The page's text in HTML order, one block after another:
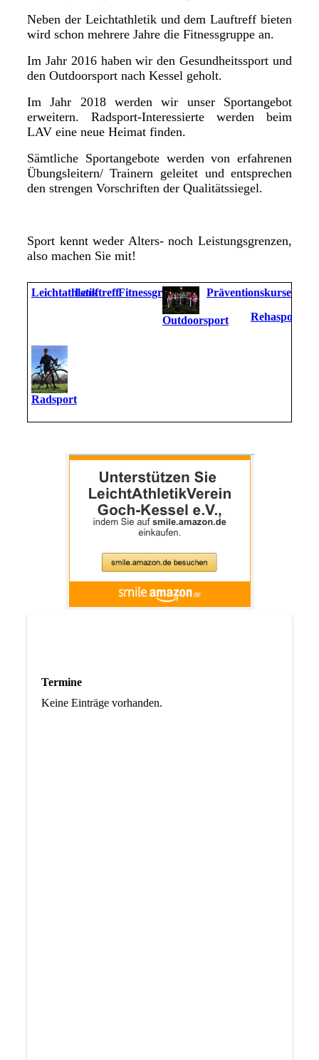
Neben der Leichtathletik und dem Lauftreff bieten
wird schon mehrere Jahre die Fitnessgruppe an.
Im Jahr 2016 haben wir den Gesundheitssport und
den Outdoorsport nach Kessel geholt.
Im Jahr 2018 werden wir unser Sportangebot
erweitern. Radsport-Interessierte werden beim
LAV eine neue Heimat finden.
Sämtliche Sportangebote werden von erfahrenen
Übungsleitern/ Trainern geleitet und entsprechen
den strengen Vorschriften der Qualitätssiegel.
Sport kennt weder Alters- noch Leistungsgrenzen,
also machen Sie mit!
LeichtathletikLauftreffFitnessgruppe
Outdoorsport
Präventionskurse
Rehasport
Radsport
Termine
Keine Einträge vorhanden.